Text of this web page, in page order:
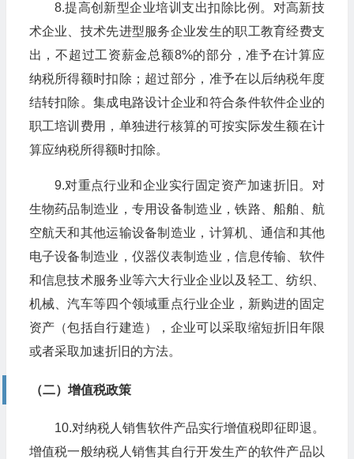
8.提高创新型企业培训支出扣除比例。对高新技
术企业、技术先进型服务企业发生的职工教育经费支
出，不超过工资薪金总额8%的部分，准予在计算应
纳税所得额时扣除；超过部分，准予在以后纳税年度
结转扣除。集成电路设计企业和符合条件软件企业的
职工培训费用，单独进行核算的可按实际发生额在计
算应纳税所得额时扣除。
9.对重点行业和企业实行固定资产加速折旧。对
生物药品制造业，专用设备制造业，铁路、船舶、航
空航天和其他运输设备制造业，计算机、通信和其他
电子设备制造业，仪器仪表制造业，信息传输、软件
和信息技术服务业等六大行业企业以及轻工、纺织、
机械、汽车等四个领域重点行业企业，新购进的固定
资产（包括自行建造），企业可以采取缩短折旧年限
或者采取加速折旧的方法。
（二）增值税政策
10.对纳税人销售软件产品实行增值税即征即退。
增值税一般纳税人销售其自行开发生产的软件产品以